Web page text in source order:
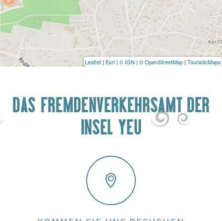
Leaflet | Esri | © IGN | © OpenStreetMap | TouristicMaps
DAS FREMDENVERKEHRSAMT DER
INSEL YEU